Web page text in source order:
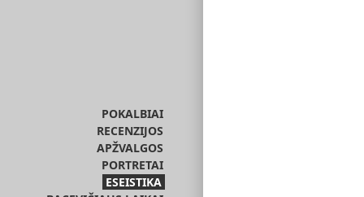
POKALBIAI
RECENZIJOS
APŽVALGOS
PORTRETAI
ESEISTIKA